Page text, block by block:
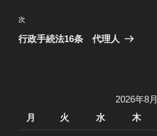
ビ
ゲ
投
稿
次
の
次
行政手続法16条 代理人
2026年8月
月
火 水 木